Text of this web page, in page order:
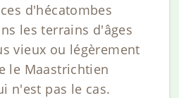
d'hécatombes
les terrains d'âges
vieux ou légèrement
le Maastrichtien
n'est pas le cas.